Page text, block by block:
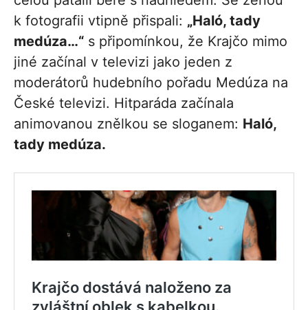
k fotografii vtipně přispali: „Haló, tady
medúza…“ s připomínkou, že Krajčo mimo
jiné začínal v televizi jako jeden z
moderátorů hudebního pořadu Medúza na
České televizi. Hitparáda začínala
animovanou znělkou se sloganem: Haló,
tady medúza.